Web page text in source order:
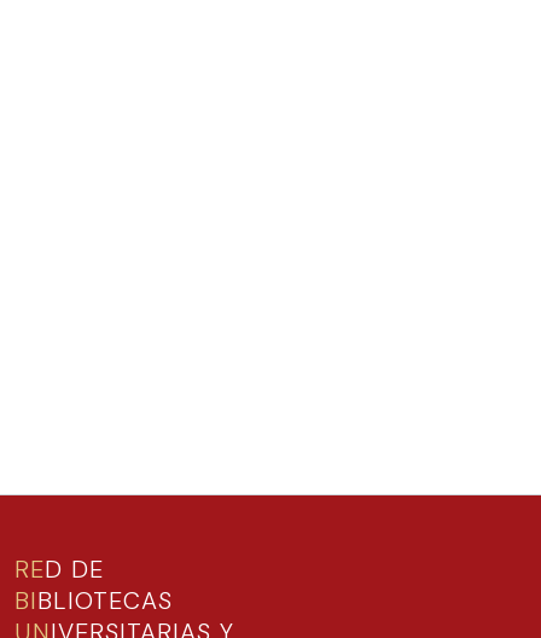
RED DE
BIBLIOTECAS